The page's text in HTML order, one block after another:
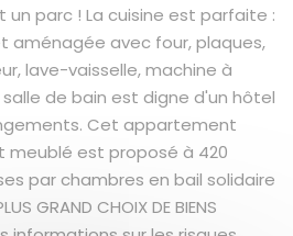
un parc ! La cuisine est parfaite :
avec four, plaques,
lave-vaisselle, machine à
de bain est digne d'un hôtel
Cet appartement
est proposé à 420
par chambres en bail solidaire
GRAND CHOIX DE BIENS